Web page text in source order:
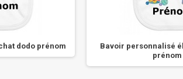
dodo prénom
Bavoir personnalisé
prénom